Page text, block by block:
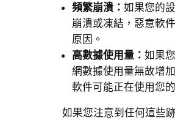
頻繁崩潰： 如果您的
崩潰或凍結，惡意軟
原因。
高數據使用量： 如果
網數據使用量無故增
軟件可能正在使用您
如果您注意到任何這些